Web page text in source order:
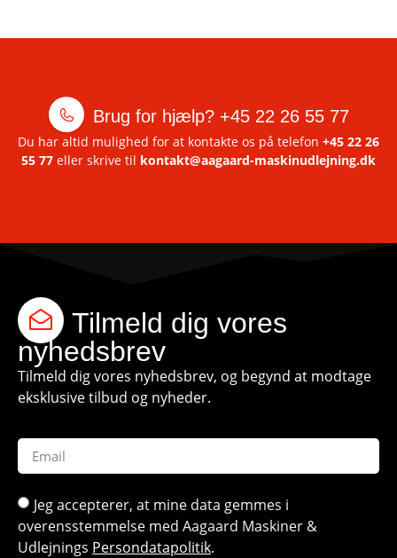
Brug for hjælp? +45 22 26 55 77
Du har altid mulighed for at kontakte os på telefon +45 22 26
55 77 eller skrive til kontakt@aagaard-maskinudlejning.dk
Tilmeld dig vores
nyhedsbrev
Tilmeld dig vores nyhedsbrev, og begynd at modtage
eksklusive tilbud og nyheder.
Jeg accepterer, at mine data gemmes i
overensstemmelse med Aagaard Maskiner &
Udlejnings Persondatapolitik.